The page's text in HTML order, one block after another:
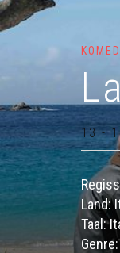
13 -
Land:
Taal: